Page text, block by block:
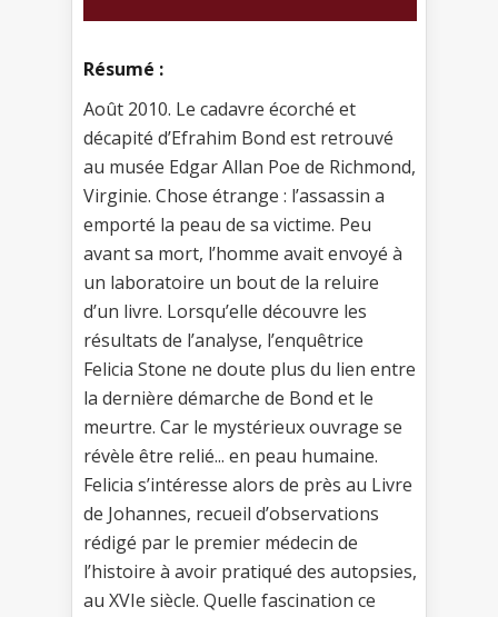
Résumé :
Août 2010. Le cadavre écorché et
décapité d’Efrahim Bond est retrouvé
au musée Edgar Allan Poe de Richmond,
Virginie. Chose étrange : l’assassin a
emporté la peau de sa victime. Peu
avant sa mort, l’homme avait envoyé à
un laboratoire un bout de la reluire
d’un livre. Lorsqu’elle découvre les
résultats de l’analyse, l’enquêtrice
Felicia Stone ne doute plus du lien entre
la dernière démarche de Bond et le
meurtre. Car le mystérieux ouvrage se
révèle être relié... en peau humaine.
Felicia s’intéresse alors de près au Livre
de Johannes, recueil d’observations
rédigé par le premier médecin de
l’histoire à avoir pratiqué des autopsies,
au XVIe siècle. Quelle fascination ce